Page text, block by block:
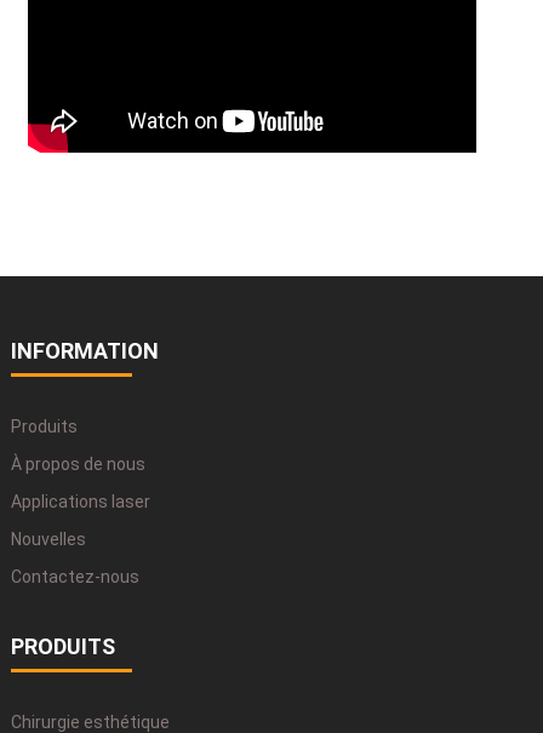
INFORMATION
Produits
À propos de nous
Applications laser
Nouvelles
Contactez-nous
PRODUITS
Chirurgie esthétique